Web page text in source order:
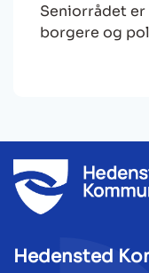
Seniorrådet
borgere og
Hedensted